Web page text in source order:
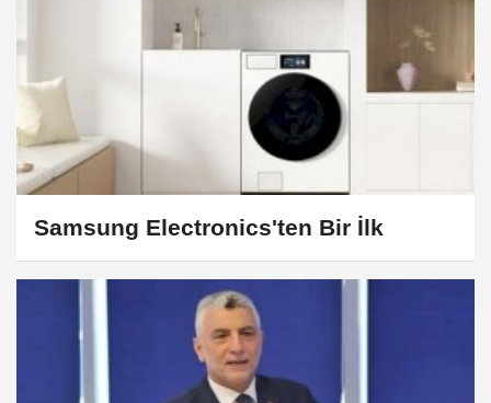
Samsung Electronics'ten Bir İlk​​​​​​​